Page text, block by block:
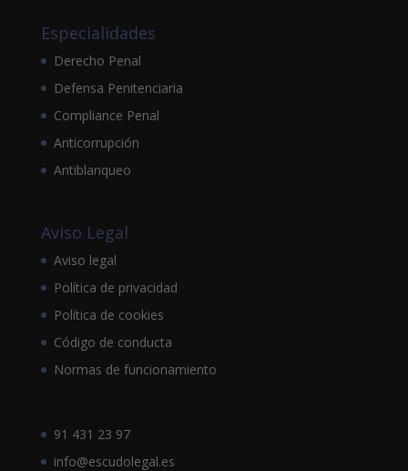
Especialidades
Derecho Penal
Defensa Penitenciaria
Compliance Penal
Anticorrupción
Antiblanqueo
Aviso Legal
Aviso legal
Política de privacidad
Política de cookies
Código de conducta
Normas de funcionamiento
91 431 23 97
info@escudolegal.es